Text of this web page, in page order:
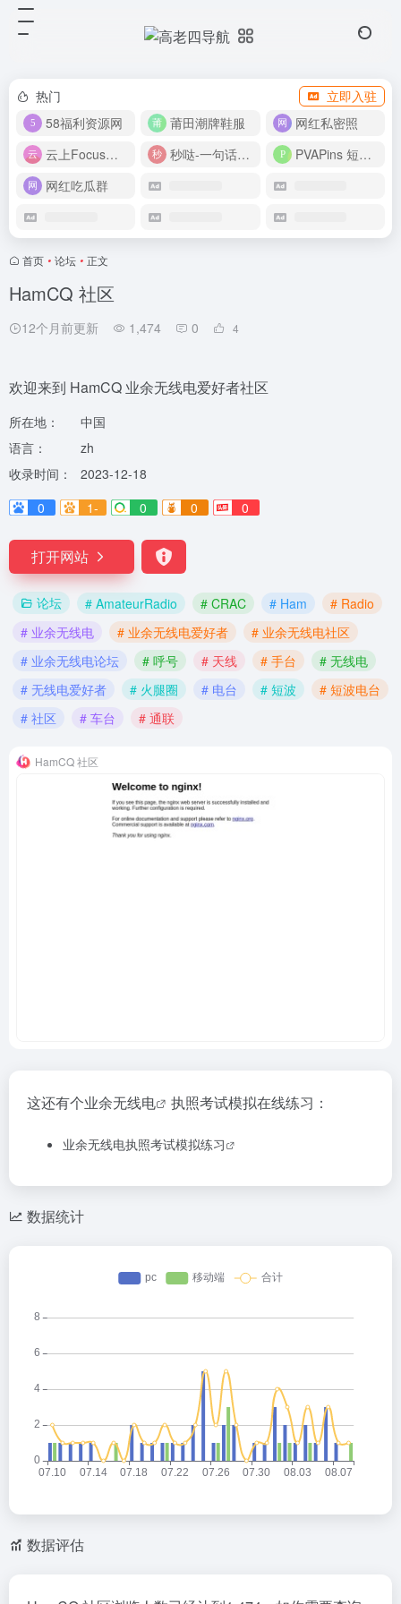
热门
立即入驻
58福利资源网
莆田潮牌鞋服
网红私密照
云上Focus接码平台
秒哒-一句话做应用
PVAPins 短信接码平台
网红吃瓜群
首页 • 论坛 • 正文
HamCQ 社区
12个月前更新 1,474 0 4
欢迎来到 HamCQ 业余无线电爱好者社区
所在地：
中国
语言：
zh
收录时间：
2023-12-18
0
1- 0 0 0
打开网站
论坛 # AmateurRadio # CRAC # Ham
# Radio
# 业余无线电
# 业余无线电爱好者
# 业余无线电社区
# 业余无线电论坛
# 呼号 # 天线 # 手台
# 无线电
# 无线电爱好者
# 火腿圈 # 电台 # 短波
# 短波电台
# 社区
# 车台 # 通联
HamCQ 社区
这还有个业余无线电 执照考试模拟在线练习：
业余无线电执照考试模拟练习
数据统计
数据评估